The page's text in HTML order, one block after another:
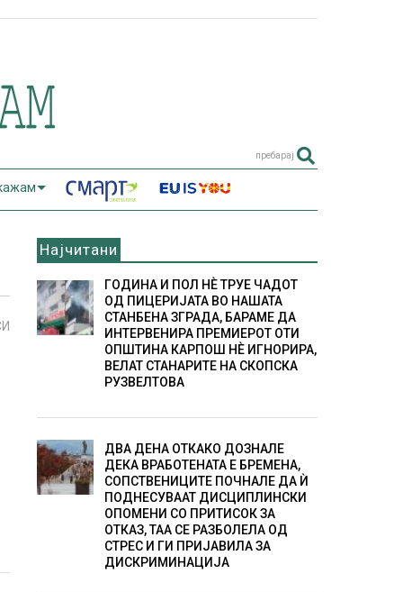
пребарај
Најчитани
ГОДИНА И ПОЛ НÈ ТРУЕ ЧАДОТ
ОД ПИЦЕРИЈАТА ВО НАШАТА
СТАНБЕНА ЗГРАДА, БАРАМЕ ДА
ИНТЕРВЕНИРА ПРЕМИЕРОТ ОТИ
ОПШТИНА КАРПОШ НÈ ИГНОРИРА,
ВЕЛАТ СТАНАРИТЕ НА СКОПСКА
РУЗВЕЛТОВА
ДВА ДЕНА ОТКАКО ДОЗНАЛЕ
ДЕКА ВРАБОТЕНАТА Е БРЕМЕНА,
СОПСТВЕНИЦИТЕ ПОЧНАЛЕ ДА Ѝ
ПОДНЕСУВААТ ДИСЦИПЛИНСКИ
ОПОМЕНИ СО ПРИТИСОК ЗА
ОТКАЗ, ТАА СЕ РАЗБОЛЕЛА ОД
СТРЕС И ГИ ПРИЈАВИЛА ЗА
ДИСКРИМИНАЦИЈА